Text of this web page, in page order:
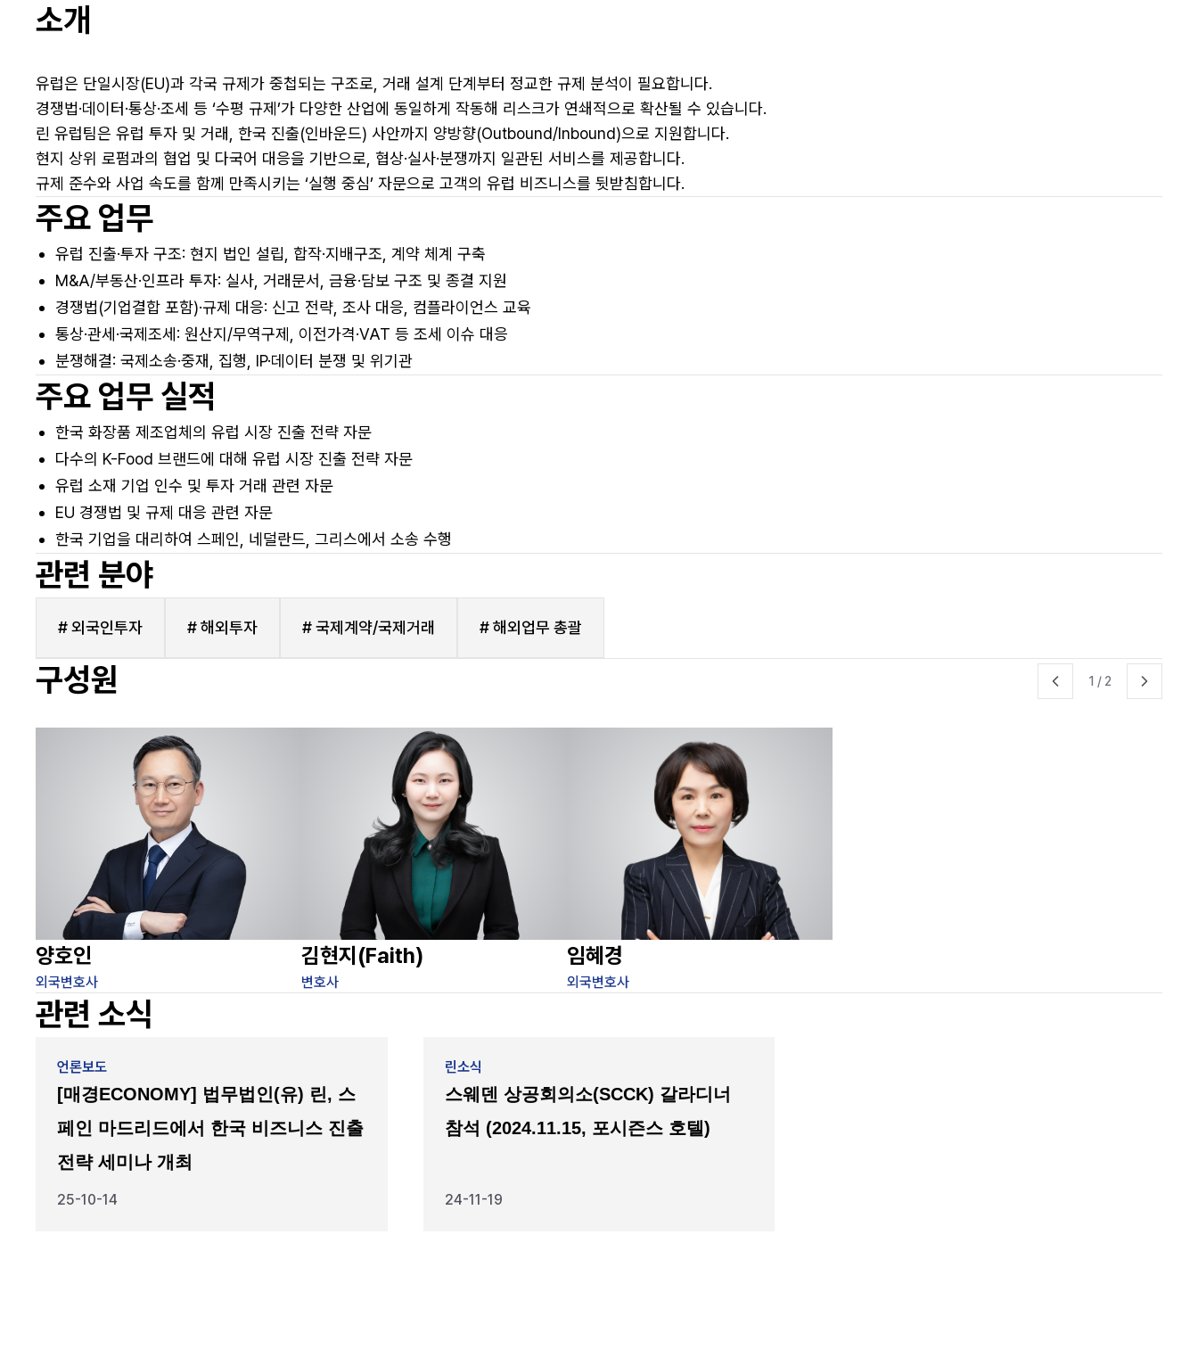
소개
유럽은 단일시장(EU)과 각국 규제가 중첩되는 구조로, 거래 설계 단계부터 정교한 규제 분석이 필요합니다.
경쟁법·데이터·통상·조세 등 ‘수평 규제’가 다양한 산업에 동일하게 작동해 리스크가 연쇄적으로 확산될 수 있습니다.
린 유럽팀은 유럽 투자 및 거래, 한국 진출(인바운드) 사안까지 양방향(Outbound/Inbound)으로 지원합니다.
현지 상위 로펌과의 협업 및 다국어 대응을 기반으로, 협상·실사·분쟁까지 일관된 서비스를 제공합니다.
규제 준수와 사업 속도를 함께 만족시키는 ‘실행 중심’ 자문으로 고객의 유럽 비즈니스를 뒷받침합니다.
주요 업무
유럽 진출·투자 구조: 현지 법인 설립, 합작·지배구조, 계약 체계 구축
M&A/부동산·인프라 투자: 실사, 거래문서, 금융·담보 구조 및 종결 지원
경쟁법(기업결합 포함)·규제 대응: 신고 전략, 조사 대응, 컴플라이언스 교육
통상·관세·국제조세: 원산지/무역구제, 이전가격·VAT 등 조세 이슈 대응
분쟁해결: 국제소송·중재, 집행, IP·데이터 분쟁 및 위기관
주요 업무 실적
한국 화장품 제조업체의 유럽 시장 진출 전략 자문
다수의 K-Food 브랜드에 대해 유럽 시장 진출 전략 자문
유럽 소재 기업 인수 및 투자 거래 관련 자문
EU 경쟁법 및 규제 대응 관련 자문
한국 기업을 대리하여 스페인, 네덜란드, 그리스에서 소송 수행
관련 분야
# 외국인투자 # 해외투자 # 국제계약/국제거래 # 해외업무 총괄
구성원 1 / 2
양호인
외국변호사
김현지(Faith)
변호사
임혜경
외국변호사
관련 소식
언론보도
[매경ECONOMY] 법무법인(유) 린, 스
페인 마드리드에서 한국 비즈니스 진출
전략 세미나 개최
25-10-14
린소식
스웨덴 상공회의소(SCCK) 갈라디너
참석 (2024.11.15, 포시즌스 호텔)
24-11-19